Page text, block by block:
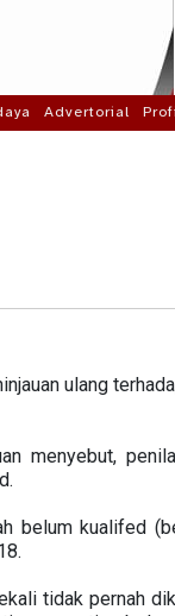
Advertorial
ulang
menyebut,
belum kualifed
tidak pernah